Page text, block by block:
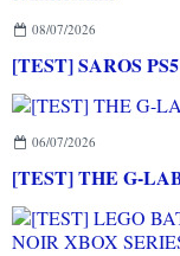
08/07/2026
06/07/2026
[TEST] THE G-